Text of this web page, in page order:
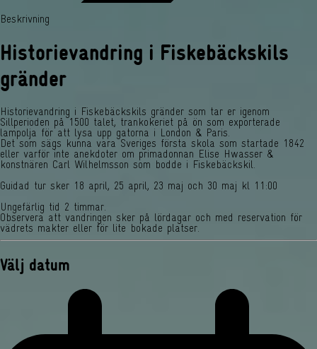
Beskrivning
Historievandring i Fiskebäckskils
gränder
Historievandring i Fiskebäckskils gränder som tar er igenom
Sillperioden på 1500 talet, trankokeriet på ön som exporterade
lampolja för att lysa upp gatorna i London & Paris.
Det som sägs kunna vara Sveriges första skola som startade 1842
eller varför inte anekdoter om primadonnan Elise Hwasser &
konstnären Carl Wilhelmsson som bodde i Fiskebäckskil.
Guidad tur sker 18 april, 25 april, 23 maj och 30 maj kl 11:00
Ungefärlig tid 2 timmar.
Observera att vandringen sker på lördagar och med reservation för
vädrets makter eller för lite bokade platser.
Välj datum